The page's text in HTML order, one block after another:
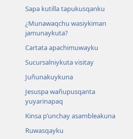
Sapa kutilla tapukusqanku
¿Munawaqchu wasiykiman
jamunaykuta?
Cartata apachimuwayku
Sucursalniykuta visitay
Juñunakuykuna
Jesuspa wañupusqanta
yuyarinapaq
Kinsa p’unchay asambleakuna
Ruwasqayku